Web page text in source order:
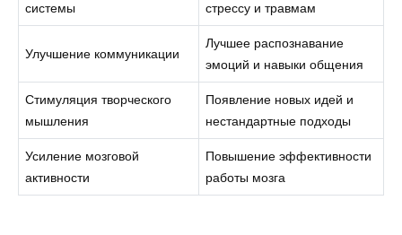
системы
стрессу и травмам
Улучшение коммуникации
Лучшее распознавание
эмоций и навыки общения
Стимуляция творческого
мышления
Появление новых идей и
нестандартные подходы
Усиление мозговой
активности
Повышение эффективности
работы мозга